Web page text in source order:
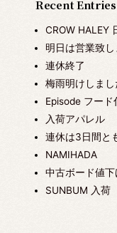
Recent Entries
CROW HALEY
明日は営業致し
連休終了
梅雨明けしまし
Episode フード
入荷アパレル
連休は3日間と
NAMIHADA
中古ボード値下
SUNBUM 入荷